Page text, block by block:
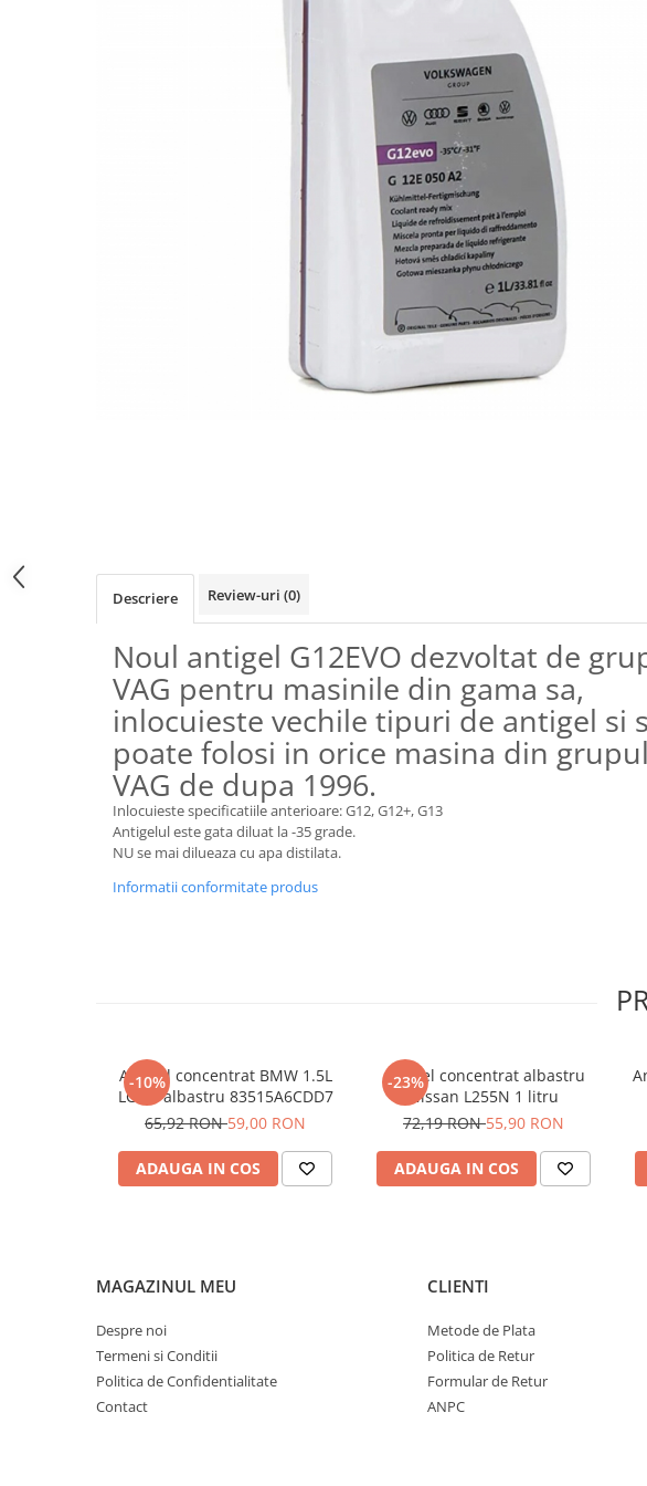
Descriere Review-uri (0)
Noul antigel G12EVO dezvoltat de
VAG pentru masinile din gama sa,
inlocuieste vechile tipuri de antigel si
poate folosi in orice masina din grupul
VAG de dupa 1996.
Inlocuieste specificatiile anterioare: G12, G12+, G13
Antigelul este gata diluat la -35 grade.
NU se mai dilueaza cu apa distilata.
Informatii conformitate produs
-10%
Antigel concentrat BMW 1.5L
LC-87 albastru 83515A6CDD7
65,92 RON59,00 RON
ADAUGA IN COS
-23%
Antigel concentrat albastru
Nissan L255N 1 litru
72,19 RON55,90 RON
ADAUGA IN COS
MAGAZINUL MEU
Despre noi
Termeni si Conditii
Politica de Confidentialitate
Contact
CLIENTI
Metode de Plata
Politica de Retur
Formular de Retur
ANPC